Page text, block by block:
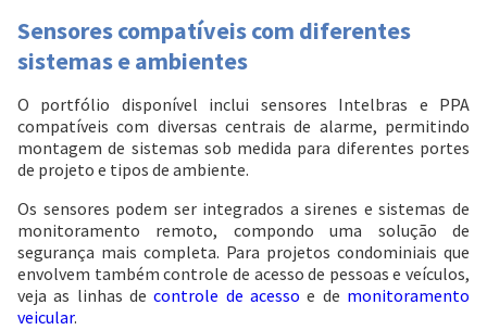
Sensores compatíveis com diferentes
sistemas e ambientes
O portfólio disponível inclui sensores Intelbras e PPA
compatíveis com diversas centrais de alarme, permitindo
montagem de sistemas sob medida para diferentes portes
de projeto e tipos de ambiente.
Os sensores podem ser integrados a sirenes e sistemas de
monitoramento remoto, compondo uma solução de
segurança mais completa. Para projetos condominiais que
envolvem também controle de acesso de pessoas e veículos,
veja as linhas decontrole de acesso e de monitoramento
veicular.